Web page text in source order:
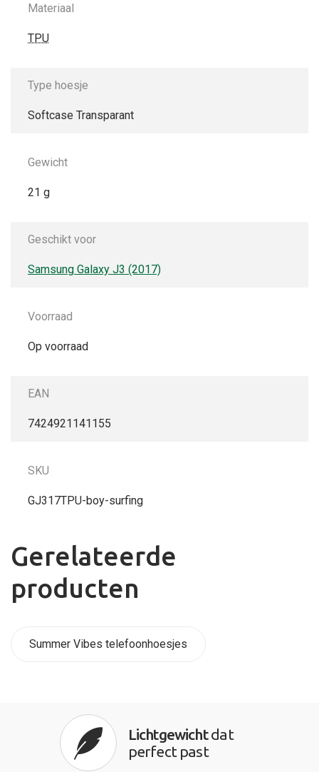
Materiaal
TPU
Type hoesje
Softcase Transparant
Gewicht
21 g
Geschikt voor
Samsung Galaxy J3 (2017)
Voorraad
Op voorraad
EAN
7424921141155
SKU
GJ317TPU-boy-surfing
Gerelateerde
producten
Summer Vibes telefoonhoesjes
Lichtgewichtdat
perfect past